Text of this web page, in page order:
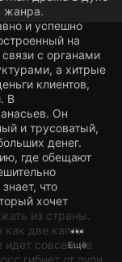
Ещё
жанра.
и успешно
на
с органами
а хитрые
клиентов,
В
Он
и трусоватый,
денег.
где обещают
что
хочет
из страны.
как две капли
идет совсем не
гибнет от пули